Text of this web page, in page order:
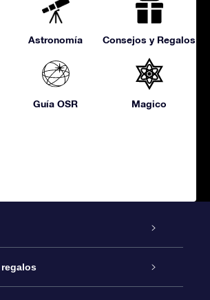
Astronomía Consejos y Regalos
Guía OSR Magico